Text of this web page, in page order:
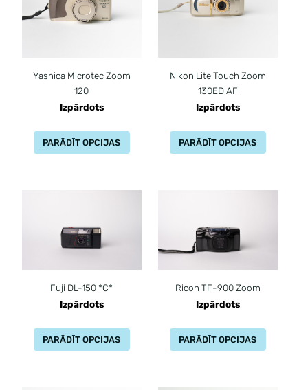
Yashica Microtec Zoom
120
Izpārdots
PARĀDĪT OPCIJAS
Nikon Lite Touch Zoom
130ED AF
Izpārdots
PARĀDĪT OPCIJAS
Fuji DL-150 *C*
Izpārdots
PARĀDĪT OPCIJAS
Ricoh TF-900 Zoom
Izpārdots
PARĀDĪT OPCIJAS